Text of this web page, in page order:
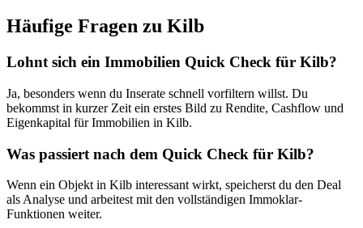
Häufige Fragen zu Kilb
Lohnt sich ein Immobilien Quick Check für Kilb?
Ja, besonders wenn du Inserate schnell vorfiltern willst. Du
bekommst in kurzer Zeit ein erstes Bild zu Rendite, Cashflow und
Eigenkapital für Immobilien in Kilb.
Was passiert nach dem Quick Check für Kilb?
Wenn ein Objekt in Kilb interessant wirkt, speicherst du den Deal
als Analyse und arbeitest mit den vollständigen Immoklar-
Funktionen weiter.